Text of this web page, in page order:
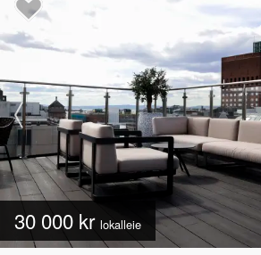
30 000 kr lokalleie